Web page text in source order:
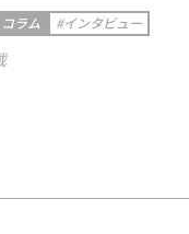
ラム #インタビュー